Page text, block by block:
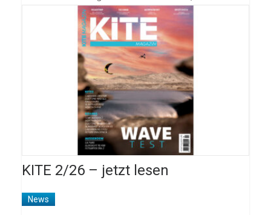
KITE 2/26 – jetzt lesen
News